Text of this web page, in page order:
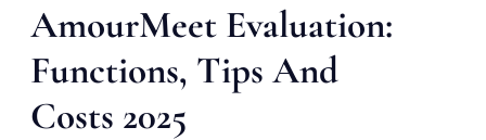
AmourMeet Evaluation:
Functions, Tips And
Costs 2025